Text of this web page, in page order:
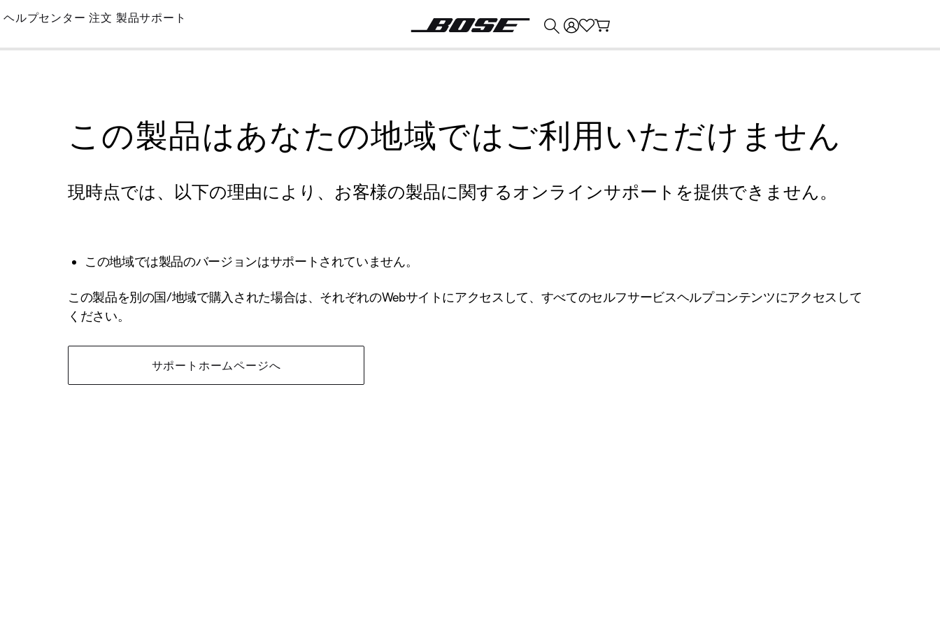
Skip
Main
ヘルプセンター 注文 製品サポート
この製品はあなたの地域ではご利用いただけません
現時点では、以下の理由により、お客様の製品に関するオンラインサポートを提供できません。
この地域では製品のバージョンはサポートされていません。
この製品を別の国/地域で購入された場合は、それぞれのWebサイトにアクセスして、すべてのセルフサービスヘルプコンテンツにアクセスして
ください。
サポートホームページへ